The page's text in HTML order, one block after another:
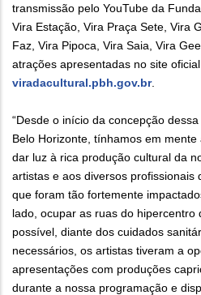
transmissão pelo YouTube da
Vira Estação, Vira Praça Sete, Vira
Faz, Vira Pipoca, Vira Saia, Vira
atrações apresentadas no site
viradacultural.pbh.gov.br.
“Desde o início da concepção
Belo Horizonte, tínhamos em
dar luz à rica produção cultural da
artistas e aos diversos profissionais
que foram tão fortemente
lado, ocupar as ruas do hipercentro
possível, diante dos cuidados
necessários, os artistas tiveram a
apresentações com produções
durante a nossa programação e